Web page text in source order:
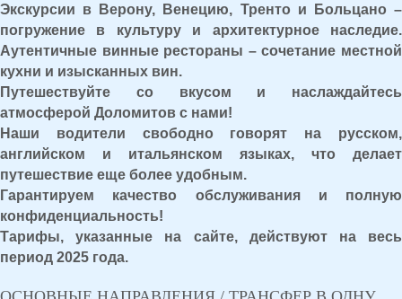
Экскурсии в Верону, Венецию, Тренто и Больцано –
погружение в культуру и архитектурное наследие.
Аутентичные винные рестораны – сочетание местной
кухни и изысканных вин.
Путешествуйте со вкусом и наслаждайтесь
атмосферой Доломитов с нами!
Наши водители свободно говорят на русском,
английском и итальянском языках, что делает
путешествие еще более удобным.
Гарантируем качество обслуживания и полную
конфиденциальность!
Тарифы, указанные на сайте, действуют на весь
период 2025 года.